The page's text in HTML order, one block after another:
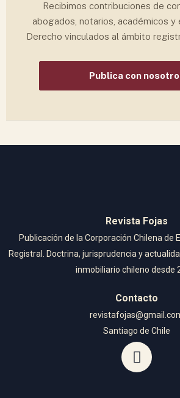
Recibimos contribuciones de
abogados, notarios, académicos y
Derecho vinculados al ámbito
Publica con
Revista Fojas
Publicación de la Corporación Chilena de
Registral. Doctrina, jurisprudencia y
inmobiliario chileno desde
Contacto
Santiago de Chile